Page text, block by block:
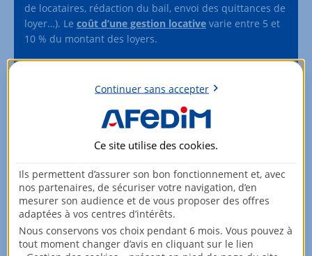
de locataires, rédaction du bail, envoi des quittances de
loyer…). Le coût d’une gestion locative varie entre 5 et
10 % du montant des loyers.
L’investissement immobilier en location meublée vous
professionnels dans la réalisation de ce projet ?
Appelez-nous au 0 800 09 09 02 ou
Être rappelé
Partager :
Continuer sans accepter
Ce site utilise des cookies.
Ils permettent d’assurer son bon fonctionnement et, avec
nos partenaires, de sécuriser votre navigation, d’en
mesurer son audience et de vous proposer des offres
adaptées à vos centres d’intérêts.
Nous conservons vos choix pendant 6 mois. Vous pouvez à
tout moment changer d’avis en cliquant sur le lien